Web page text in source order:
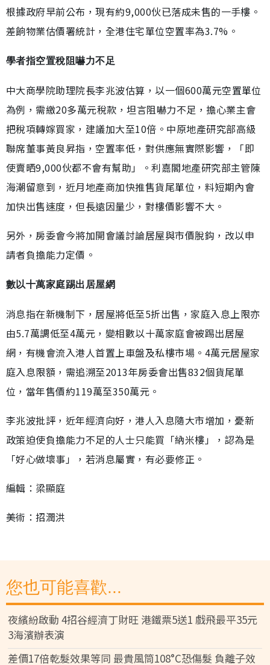
根據政府早前公布，現有約9,000伙已落成未售的一手樓。
差餉物業估價署統計，全港住宅單位空置率為3.7%。
學者指空置稅阻嚇力不足
中大商學院助理院長李兆波估算，以一個600萬元空置單位
為例，需繳20多萬元稅款，坦言阻嚇力不足，擔心業主會
把稅項轉嫁買家，建議加大至10倍。中原地產研究部高級
聯席董事黃良昇指，空置率低，對供應無實際影響，「即
使賣晒9,000伙都不會有幫助」。利嘉閣地產研究部主管陳
海潮留意到，近月地產商加快推售貨尾單位，料短期內會
加快出售速度，但長遠因量少，對樓價影響不大。
另外，房委會今將加開會議討論居屋與市價脫鈎，改以申
請者負擔能力定價。
數以十萬家庭踢出居屋網
消息指在新機制下，居屋將低至5折出售，家庭入息上限亦
由5.7萬調低至4萬元，變相數以十萬家庭會被踢出居屋
網，有機會流入港人首置上車盤及私樓市場。4萬元居屋家
庭入息限額，需追溯至2013年房委會出售832個貨尾單
位，當年售價約119萬至350萬元。
李兆波批評，近年經濟向好，港人入息隨大市增加，憂新
政策迫使負擔能力不足的人士只能買「納米樓」，認為是
「好心做壞事」，若消息屬實，有必要修正。
編輯：梁顯庭
美術：招潤洪
您也可能喜歡...
夜繽紛啟動 4招谷經濟丁財旺 港鐵票5送1 戲飛最平35元
3海濱辦表演
差價17倍乾髮效果等同 最貴風筒108°C恐傷髮 負離子效